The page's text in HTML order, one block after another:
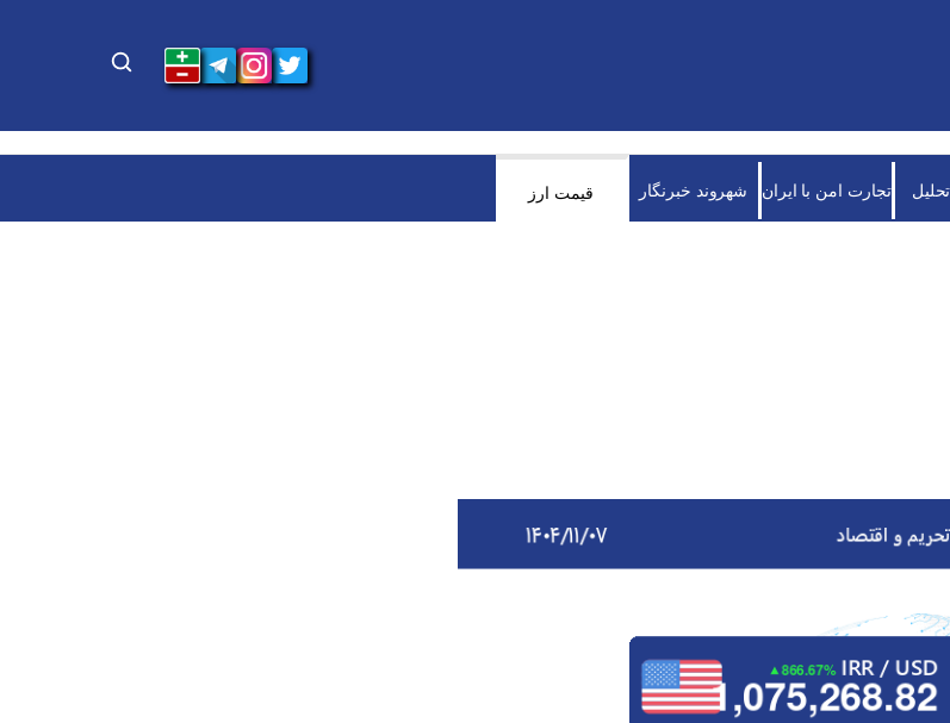
تجارت امن با ایران شهروند خبرنگار قیمت ارز